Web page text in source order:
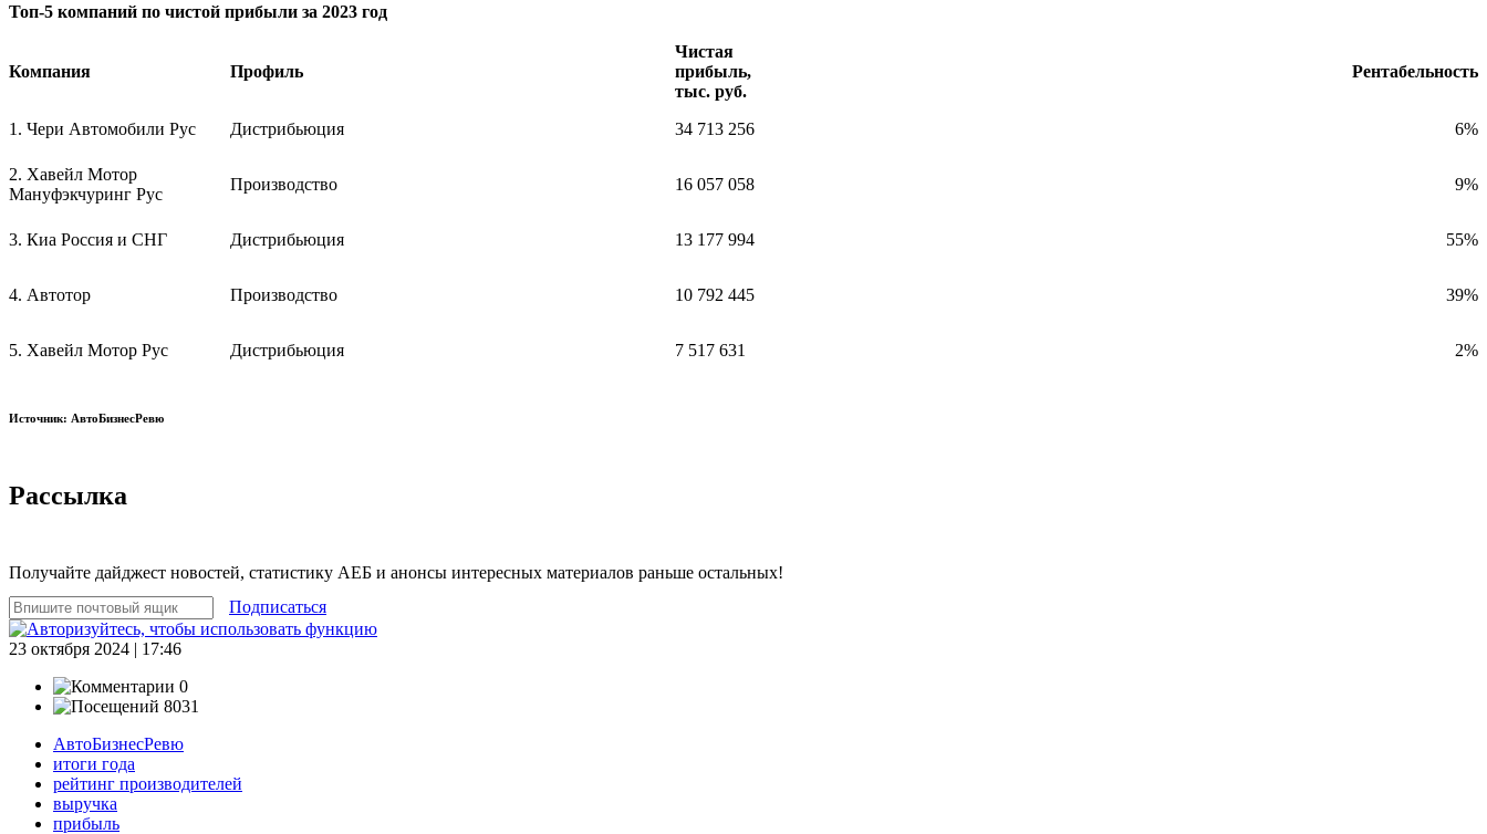
Топ-5 компаний по чистой прибыли за 2023 год
Компания Профиль
Чистая
прибыль,
тыс. руб.
Рентабельность
1. Чери Автомобили Рус Дистрибьюция 34 713 256 6%
2. Хавейл Мотор
Мануфэкчуринг Рус
Производство 16 057 058 9%
3. Киа Россия и СНГ Дистрибьюция 13 177 994 55%
4. Автотор Производство 10 792 445 39%
5. Хавейл Мотор Рус Дистрибьюция 7 517 631 2%
Источник: АвтоБизнесРевю
Рассылка
Получайте дайджест новостей, статистику АЕБ и анонсы интересных материалов раньше остальных!
Подписаться
23 октября 2024 | 17:46
0
8031
АвтоБизнесРевю
итоги года
рейтинг производителей
выручка
прибыль